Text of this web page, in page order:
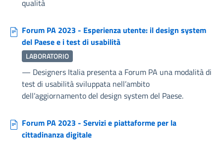
qualità
Forum PA 2023 - Esperienza utente: il design system
del Paese e i test di usabilità
LABORATORIO
— Designers Italia presenta a Forum PA una modalità di
test di usabilità sviluppata nell’ambito
dell’aggiornamento del design system del Paese.
Forum PA 2023 - Servizi e piattaforme per la
cittadinanza digitale